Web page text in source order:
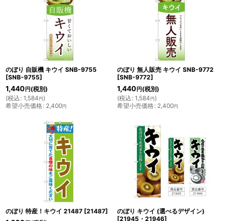
のぼり 自販機 キウイ SNB-9755
[SNB-9755]
1,440 円 (税別)
(税込 : 1,584円)
希望小売価格: 2,400円
のぼり 無人販売 キウイ SNB-9772
[SNB-9772]
1,440 円 (税別)
(税込 : 1,584円)
希望小売価格: 2,400円
のぼり 特産！キウイ 21487 [21487]
のぼり キウイ (選べるデザイン)
[21945・21946]